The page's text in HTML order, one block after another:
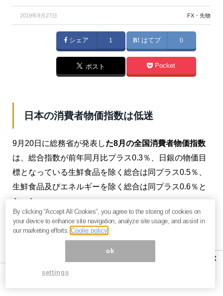
2019年9月27日 FX・先物
シェア 1 はてブ 0
ポスト Pocket
日本の消費者物価指数は低迷
9月20日に総務省が発表した8月の全国消費者物価指数
は、総合指数が前年同月比プラス0.3％、日銀の物価目
標となっている生鮮食品を除く総合は同プラス0.5％、
生鮮食品及びエネルギーを除く総合は同プラス0.6％と
なった。
コア指数のプラスは32か月連続となったが、2017年7
以来の低い伸びに止まった。また、総合のプラス0.3％
は今年2月のプラス0.2％以来の伸びの低さとなった。
寄与度でみると、
の値上げなどによる菓子類、そして外食や電気代とな
×
By clicking “Accept All Cookies”, you agree to the storing of cookies on
your device to enhance site navigation, analyze site usage, and assist in
our marketing efforts.Coolie policy
ok
settings